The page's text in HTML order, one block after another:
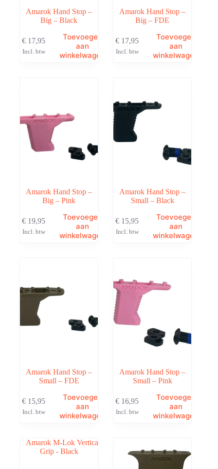
Amarok Hand Stop –
Big – Black
€ 17,95
Incl. btw
Toevoegen
aan
winkelwagen
Amarok Hand Stop –
Big – FDE
€ 17,95
Incl. btw
Toevoegen
aan
winkelwagen
Amarok Hand Stop –
Big – Pink
€ 19,95
Incl. btw
Toevoegen
aan
winkelwagen
Amarok Hand Stop –
Small – Black
€ 15,95
Incl. btw
Toevoegen
aan
winkelwagen
Amarok Hand Stop –
Small – FDE
€ 15,95
Incl. btw
Toevoegen
aan
winkelwagen
Amarok Hand Stop –
Small – Pink
€ 16,95
Incl. btw
Toevoegen
aan
winkelwagen